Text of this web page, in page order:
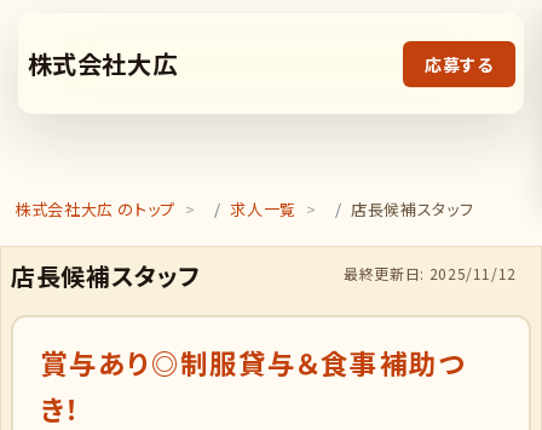
株式会社大広 応募する
株式会社大広 のトップ 求人一覧 店長候補スタッフ
最終更新日: 2025/11/12
店長候補スタッフ
賞与あり◎制服貸与＆食事補助つ
き！